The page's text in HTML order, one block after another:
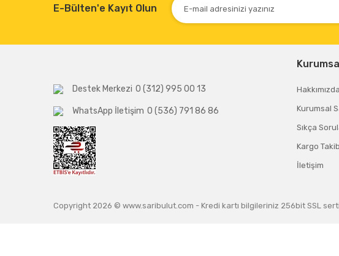
E-Bülten'e Kayıt Olun
Destek Merkezi 0 (312) 995 00 13
WhatsApp İletişim 0 (536) 791 86 86
Hakkımızda
Kurumsal
Sıkça
Kargo
İletişim
Copyright 2026 © www.saribulut.com - Kredi kartı bilgileriniz 256bit SSL